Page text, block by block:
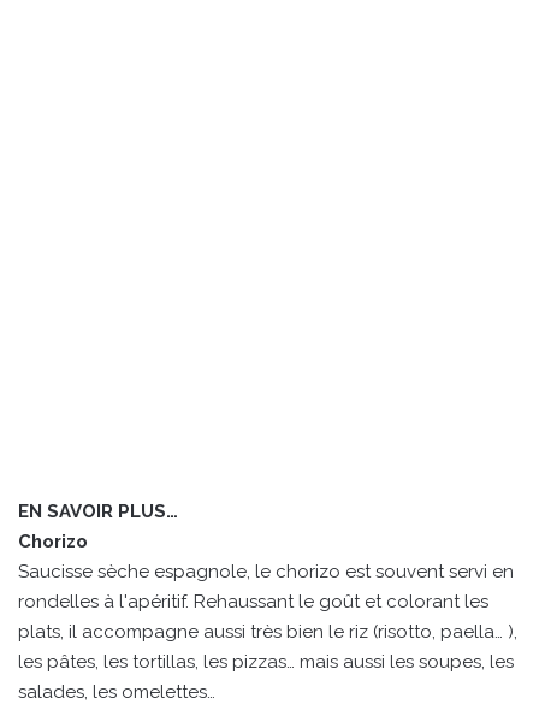
EN SAVOIR PLUS…
Chorizo
Saucisse sèche espagnole, le chorizo est souvent servi en
rondelles à l'apéritif. Rehaussant le goût et colorant les
plats, il accompagne aussi très bien le riz (risotto, paella… ),
les pâtes, les tortillas, les pizzas… mais aussi les soupes, les
salades, les omelettes…